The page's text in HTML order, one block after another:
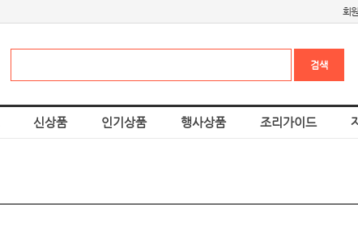
회
신상품 인기상품 행사상품 조리가이드